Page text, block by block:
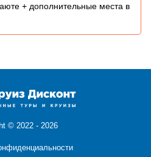
+ дополнительные места в
© 2022 - 2026